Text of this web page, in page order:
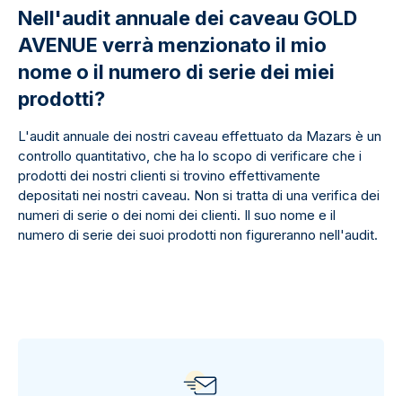
Nell'audit annuale dei caveau GOLD
AVENUE verrà menzionato il mio
nome o il numero di serie dei miei
prodotti?
L'audit annuale dei nostri caveau effettuato da Mazars è un
controllo quantitativo, che ha lo scopo di verificare che i
prodotti dei nostri clienti si trovino effettivamente
depositati nei nostri caveau. Non si tratta di una verifica dei
numeri di serie o dei nomi dei clienti. Il suo nome e il
numero di serie dei suoi prodotti non figureranno nell'audit.